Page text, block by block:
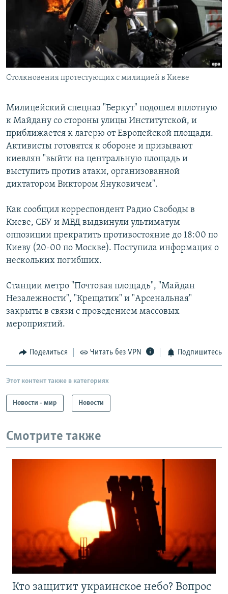
РАСПИСАНИЕ ВЕЩАНИЯ
ПОДПИШИТЕСЬ НА РАССЫЛКУ
СОЦИАЛЬНЫЕ СЕТИ
Все сайты РСЕ/РС
Столкновения протестующих с милицией в Киеве
Милицейский спецназ "Беркут" подошел вплотную
к Майдану со стороны улицы Институтской, и
приближается к лагерю от Европейской площади.
Активисты готовятся к обороне и призывают
киевлян "выйти на центральную площадь и
выступить против атаки, организованной
диктатором Виктором Януковичем".
Как сообщил корреспондент Радио Свободы в
Киеве, СБУ и МВД выдвинули ультиматум
оппозиции прекратить противостояние до 18:00 по
Киеву (20-00 по Москве). Поступила информация о
нескольких погибших.
Станции метро "Почтовая площадь", "Майдан
Незалежности", "Крещатик" и "Арсенальная"
закрыты в связи с проведением массовых
мероприятий.
Поделиться Читать без VPN Подпишитесь
Этот контент также в категориях
Новости - мир Новости
Смотрите также
Кто защитит украинское небо? Вопрос